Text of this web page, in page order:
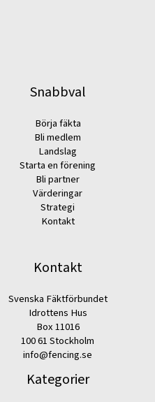
Snabbval
Börja fäkta
Bli medlem
Landslag
Starta en förening
Bli partner
Värderingar
Strategi
Kontakt
Kontakt
Svenska Fäktförbundet
Idrottens Hus
Box 11016
100 61 Stockholm
info@fencing.se
Kategorier